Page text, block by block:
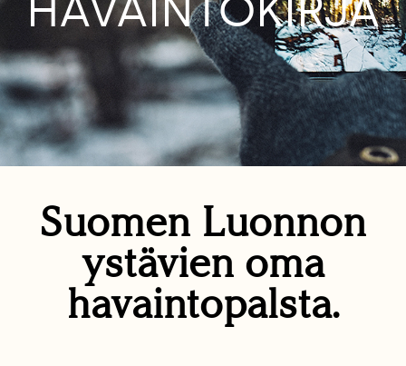
HAVAINTOKIRJA
Suomen Luonnon
ystävien oma
havaintopalsta.